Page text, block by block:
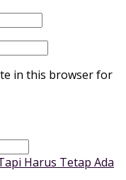
in this browser for
Harus Tetap Ada